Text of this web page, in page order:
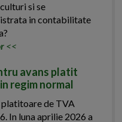
si se
in contabilitate
<<
avans platit
regim normal
de TVA
In luna aprilie 2026 a